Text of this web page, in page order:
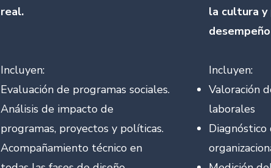
real.
Incluyen:​
Evaluación de programas sociales.
Análisis de impacto de
programas, proyectos y políticas.
Acompañamiento técnico en
la cultura
Incluyen:
Valoración
laborales
Diagnóstico